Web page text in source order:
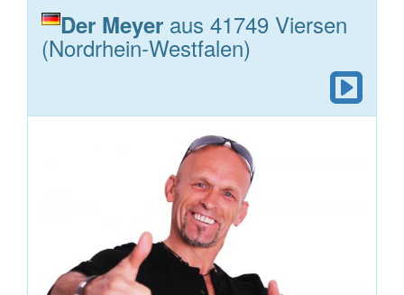
Der Meyer aus 41749 Viersen
(Nordrhein-Westfalen)